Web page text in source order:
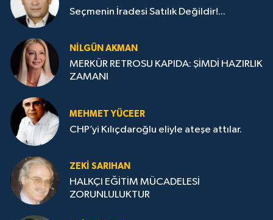
Seçmenin İradesi Satılık Değildir!...
NILGÜN AKMAN
MERKÜR RETROSU KAPIDA: ŞİMDİ HAZIRLIK
ZAMANI
MEHMET YÜCEER
CHP’yi Kılıçdaroğlu eliyle ateşe attılar.
ZEKI SARIHAN
HALKÇI EĞİTİM MÜCADELESİ
ZORUNLULUKTUR